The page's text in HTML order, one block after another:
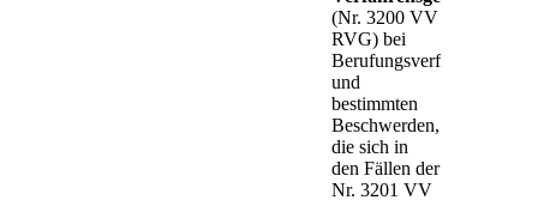
(Nr. 3200 VV
RVG) bei
Berufungsverfahren
und
bestimmten
Beschwerden,
die sich in
den Fällen der
Nr. 3201 VV